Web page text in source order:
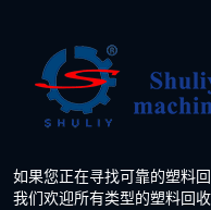
如果您正在寻找可靠的塑料
我们欢迎所有类型的塑料回收